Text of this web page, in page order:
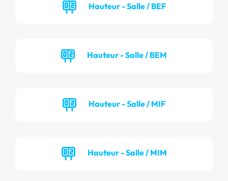
Hauteur - Salle / BEF
Hauteur - Salle / BEM
Hauteur - Salle / MIF
Hauteur - Salle / MIM